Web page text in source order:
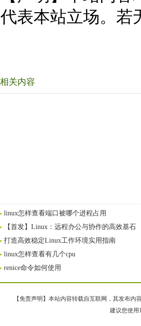
代表本站立场。若
相关内容
linux怎样查看端口被哪个进程占用
【首发】Linux：远程办公与协作的高效基石
打造高效稳定Linux工作环境实用指南
linux怎样查看有几个cpu
renice命令如何使用
【免责声明】本站内容转载自互联网，其发布
建议您使用